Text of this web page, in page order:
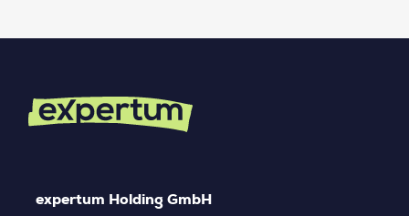
expertum Holding GmbH